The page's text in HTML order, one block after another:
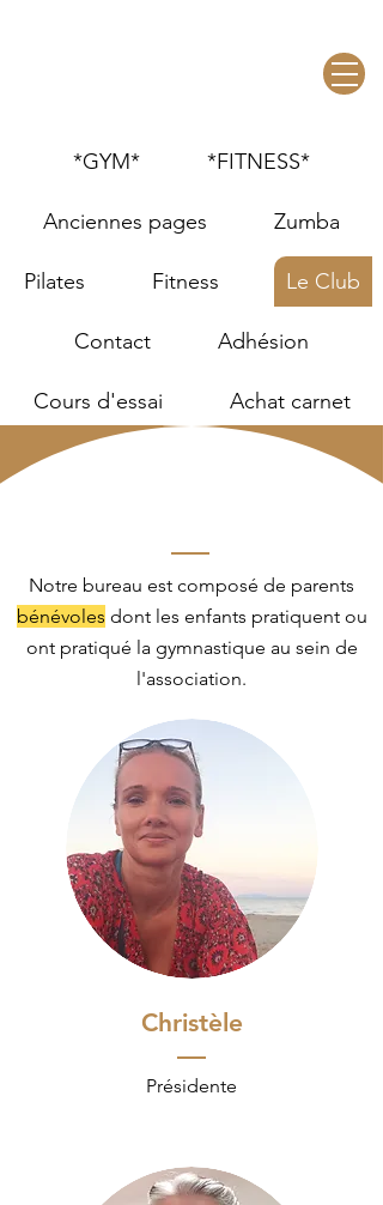
*GYM* *FITNESS*
Anciennes pages Zumba
Pilates Fitness Le Club
Contact Adhésion
Cours d'essai Achat carnet
Notre bureau est composé de parents
bénévoles dont les enfants pratiquent ou
ont pratiqué la gymnastique au sein de
l'association.
Christèle
Présidente